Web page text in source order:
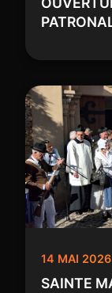
14 MAI 2026
SAINTE